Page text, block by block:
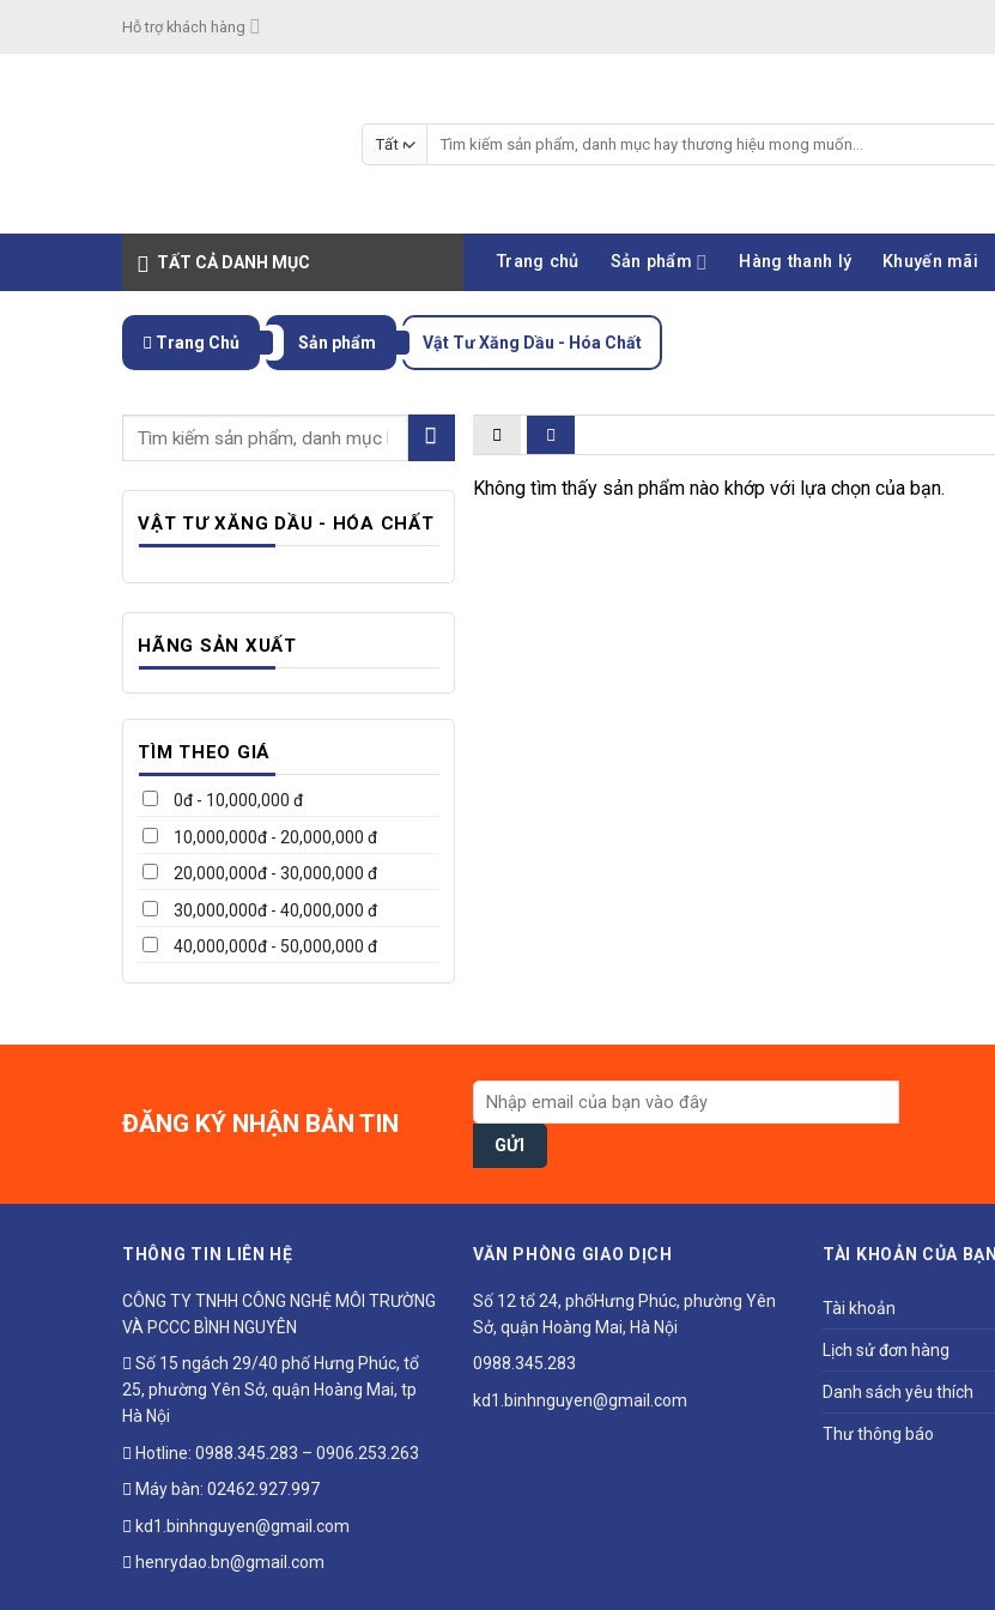
Hỗ trợ khách hàng
kiếm:
TẤT CẢ DANH MỤC Trang chủ Sản phẩm Hàng thanh lý Khuyến mãi
Trang Chủ Sản phẩm Vật Tư Xăng Dầu - Hóa Chất
VẬT TƯ XĂNG DẦU - HÓA CHẤT
HÃNG SẢN XUẤT
TÌM THEO GIÁ
0đ - 10,000,000 đ
10,000,000đ - 20,000,000 đ
20,000,000đ - 30,000,000 đ
30,000,000đ - 40,000,000 đ
40,000,000đ - 50,000,000 đ
Không tìm thấy sản phẩm nào khớp với lựa chọn của bạn.
ĐĂNG KÝ NHẬN BẢN TIN
THÔNG TIN LIÊN HỆ
CÔNG TY TNHH CÔNG NGHỆ MÔI TRƯỜNG
VÀ PCCC BÌNH NGUYÊN
Số 15 ngách 29/40 phố Hưng Phúc, tổ
25, phường Yên Sở, quận Hoàng Mai, tp
Hà Nội
Hotline: 0988.345.283 – 0906.253.263
Máy bàn: 02462.927.997
kd1.binhnguyen@gmail.com
henrydao.bn@gmail.com
VĂN PHÒNG GIAO DỊCH
Số 12 tổ 24, phốHưng Phúc, phường Yên
Sở, quận Hoàng Mai, Hà Nội
0988.345.283
kd1.binhnguyen@gmail.com
TÀI KHOẢN CỦA BẠN
Tài khoản
Lịch sử đơn hàng
Danh sách yêu thích
Thư thông báo